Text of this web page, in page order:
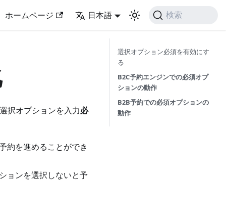
ホームページ 日本語 検索
択オプションを入力必
約を進めることができ
ョンを選択しないと予
選択オプション必須を有効にす
る
B2C予約エンジンでの必須オプ
ションの動作
B2B予約での必須オプションの
動作